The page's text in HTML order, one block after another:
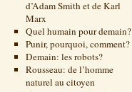
d’Adam Smith et de Karl
Marx
Quel humain pour demain?
Punir, pourquoi, comment?
Demain: les robots?
Rousseau: de l’homme
naturel au citoyen